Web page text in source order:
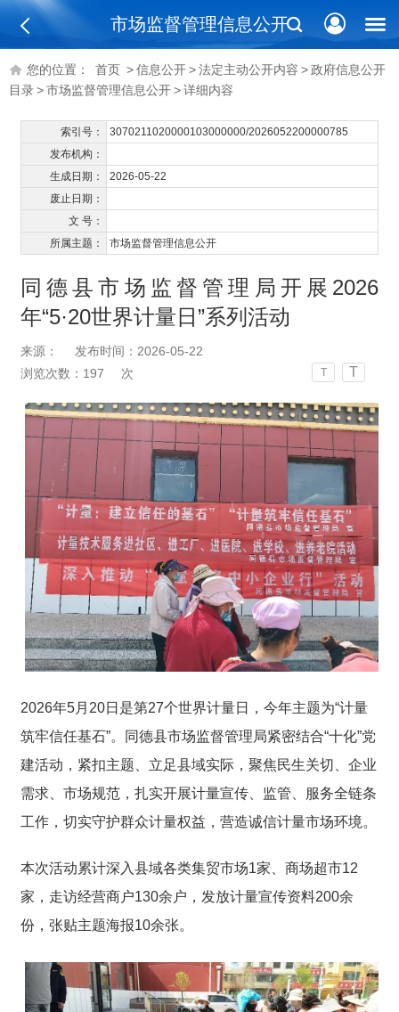
市场监督管理信息公开
您的位置： 首页 >信息公开>法定主动公开内容 >政府信息公开
目录>市场监督管理信息公开>详细内容
索引号：
3070211020000103000000/2026052200000785
发布机构：
生成日期：
2026-05-22
废止日期：
文 号：
所属主题：
市场监督管理信息公开
同德县市场监督管理局开展2026
年“5·20世界计量日”系列活动
来源：
发布时间：2026-05-22
浏览次数： 197 次 T T
2026年5月20日是第27个世界计量日，今年主题为“计量
筑牢信任基石”。同德县市场监督管理局紧密结合“十化”党
建活动，紧扣主题、立足县域实际，聚焦民生关切、企业
需求、市场规范，扎实开展计量宣传、监管、服务全链条
工作，切实守护群众计量权益，营造诚信计量市场环境。
本次活动累计深入县域各类集贸市场1家、商场超市12
家，走访经营商户130余户，发放计量宣传资料200余
份，张贴主题海报10余张。